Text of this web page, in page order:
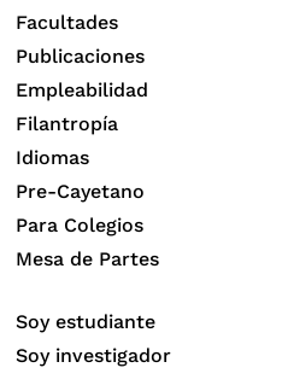
Facultades
Publicaciones
Empleabilidad
Filantropía
Idiomas
Pre-Cayetano
Para Colegios
Mesa de Partes
Soy estudiante
Soy investigador